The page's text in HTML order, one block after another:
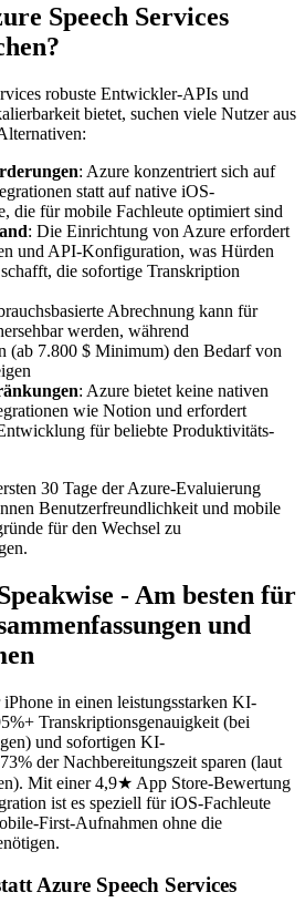
Speech Services
robuste Entwickler-APIs und
bietet, suchen viele Nutzer aus
: Azure konzentriert sich auf
statt auf native iOS-
die für mobile Fachleute optimiert sind
: Die Einrichtung von Azure erfordert
und API-Konfiguration, was Hürden
die sofortige Transkription
Abrechnung kann für
werden, während
(ab 7.800 $ Minimum) den Bedarf von
: Azure bietet keine nativen
wie Notion und erfordert
für beliebte Produktivitäts-
30 Tage der Azure-Evaluierung
Benutzerfreundlichkeit und mobile
für den Wechsel zu
- Am besten für
und
in einen leistungsstarken KI-
Transkriptionsgenauigkeit (bei
und sofortigen KI-
der Nachbereitungszeit sparen (laut
Mit einer 4,9★ App Store-Bewertung
ist es speziell für iOS-Fachleute
First-Aufnahmen ohne die
Azure Speech Services